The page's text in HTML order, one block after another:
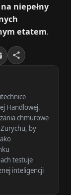
niepełny
etatem.
Handlowej.
chmurowe
by
testuje
inteligencji